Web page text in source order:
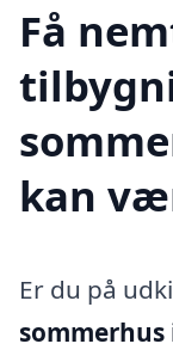
Få
kan
Er du på
sommerhus